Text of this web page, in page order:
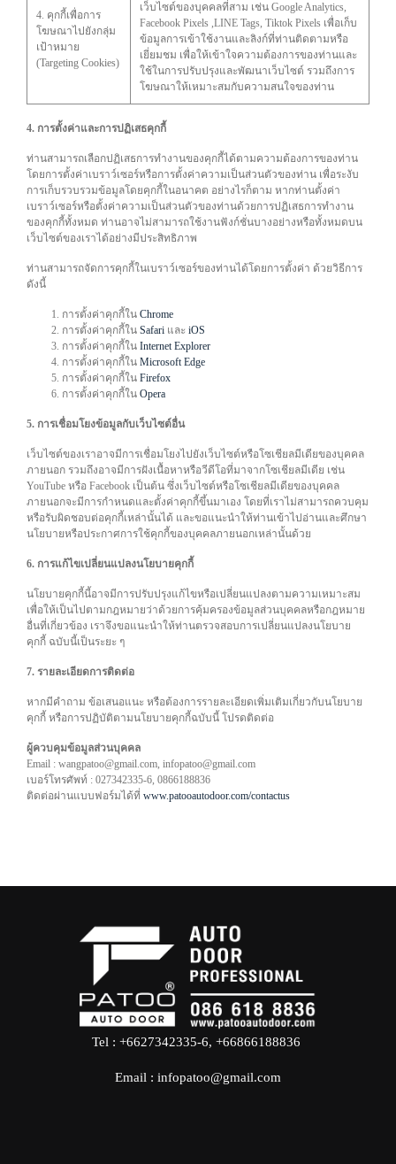
4. คุกกี้เพื่อการ
โฆษณาไปยังกลุ่ม
เป้าหมาย
(Targeting Cookies)
เว็บไซต์ของบุคคลที่สาม เช่น Google Analytics,
Facebook Pixels ,LINE Tags, Tiktok Pixels เพื่อเก็บ
ข้อมูลการเข้าใช้งานและลิงก์ที่ท่านติดตามหรือ
เยี่ยมชม เพื่อให้เข้าใจความต้องการของท่านและ
ใช้ในการปรับปรุงและพัฒนาเว็บไซต์ รวมถึงการ
โฆษณาให้เหมาะสมกับความสนใจของท่าน
4. การตั้งค่าและการปฏิเสธคุกกี้
ท่านสามารถเลือกปฏิเสธการทำงานของคุกกี้ได้ตามความต้องการของท่าน
โดยการตั้งค่าเบราว์เซอร์หรือการตั้งค่าความเป็นส่วนตัวของท่าน เพื่อระงับ
การเก็บรวบรวมข้อมูลโดยคุกกี้ในอนาคต อย่างไรก็ตาม หากท่านตั้งค่า
เบราว์เซอร์หรือตั้งค่าความเป็นส่วนตัวของท่านด้วยการปฏิเสธการทำงาน
ของคุกกี้ทั้งหมด ท่านอาจไม่สามารถใช้งานฟังก์ชั่นบางอย่างหรือทั้งหมดบน
เว็บไซต์ของเราได้อย่างมีประสิทธิภาพ
ท่านสามารถจัดการคุกกี้ในเบราว์เซอร์ของท่านได้โดยการตั้งค่า ด้วยวิธีการ
ดังนี้
การตั้งค่าคุกกี้ใน Chrome
การตั้งค่าคุกกี้ใน Safari และ iOS
การตั้งค่าคุกกี้ใน Internet Explorer
การตั้งค่าคุกกี้ใน Microsoft Edge
การตั้งค่าคุกกี้ใน Firefox
การตั้งค่าคุกกี้ใน Opera
5. การเชื่อมโยงข้อมูลกับเว็บไซต์อื่น
เว็บไซต์ของเราอาจมีการเชื่อมโยงไปยังเว็บไซต์หรือโซเชียลมีเดียของบุคคล
ภายนอก รวมถึงอาจมีการฝังเนื้อหาหรือวีดีโอที่มาจากโซเชียลมีเดีย เช่น
YouTube หรือ Facebook เป็นต้น ซึ่งเว็บไซต์หรือโซเชียลมีเดียของบุคคล
ภายนอกจะมีการกำหนดและตั้งค่าคุกกี้ขึ้นมาเอง โดยที่เราไม่สามารถควบคุม
หรือรับผิดชอบต่อคุกกี้เหล่านั้นได้ และขอแนะนำให้ท่านเข้าไปอ่านและศึกษา
นโยบายหรือประกาศการใช้คุกกี้ของบุคคลภายนอกเหล่านั้นด้วย
6. การแก้ไขเปลี่ยนแปลงนโยบายคุกกี้
นโยบายคุกกี้นี้อาจมีการปรับปรุงแก้ไขหรือเปลี่ยนแปลงตามความเหมาะสม
เพื่อให้เป็นไปตามกฎหมายว่าด้วยการคุ้มครองข้อมูลส่วนบุคคลหรือกฎหมาย
อื่นที่เกี่ยวข้อง เราจึงขอแนะนำให้ท่านตรวจสอบการเปลี่ยนแปลงนโยบาย
คุกกี้ ฉบับนี้เป็นระยะ ๆ
7. รายละเอียดการติดต่อ
หากมีคำถาม ข้อเสนอแนะ หรือต้องการรายละเอียดเพิ่มเติมเกี่ยวกับนโยบาย
คุกกี้ หรือการปฏิบัติตามนโยบายคุกกี้ฉบับนี้ โปรดติดต่อ
ผู้ควบคุมข้อมูลส่วนบุคคล
Email : wangpatoo@gmail.com, infopatoo@gmail.com
เบอร์โทรศัพท์ : 027342335-6, 0866188836
ติดต่อผ่านแบบฟอร์มได้ที่ www.patooautodoor.com/contactus
Tel : +6627342335-6, +66866188836
Email : infopatoo@gmail.com